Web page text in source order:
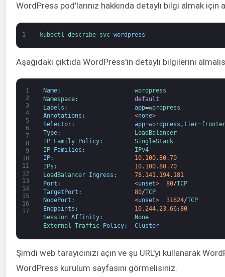
WordPress pod'larınız hakkında detaylı bilgi almak için
1 kubectl describe svc wordpress
Aşağıdaki çıktıda WordPress'in detaylı bilgilerini
1
2
3
4
5
6
7
8
9
10
11
12
13
14
15
16
17
Name:
wordpress
Namespace:
default
Labels : app=wordpress
Annotations : <none>
Selector: app=wordpress ,tier=
Type:
LoadBalancer
IP Family Policy:
SingleStack
IP Families :
IPv4
IP:
10.100.80.70
IPs :
10.100.80.70
LoadBalancer Ingress :
78.141.194.181
Port : <unset> 80/TCP
TargetPort : 80/TCP
NodePort : <unset> 31624/TCP
Endpoints : 10.244.23.66:80
Session Affinity:
None
External Traffic Policy: Cluster
Şimdi web tarayıcınızı açın ve şu URL'yi kullanarak
WordPress kurulum sayfasını görmelisiniz.